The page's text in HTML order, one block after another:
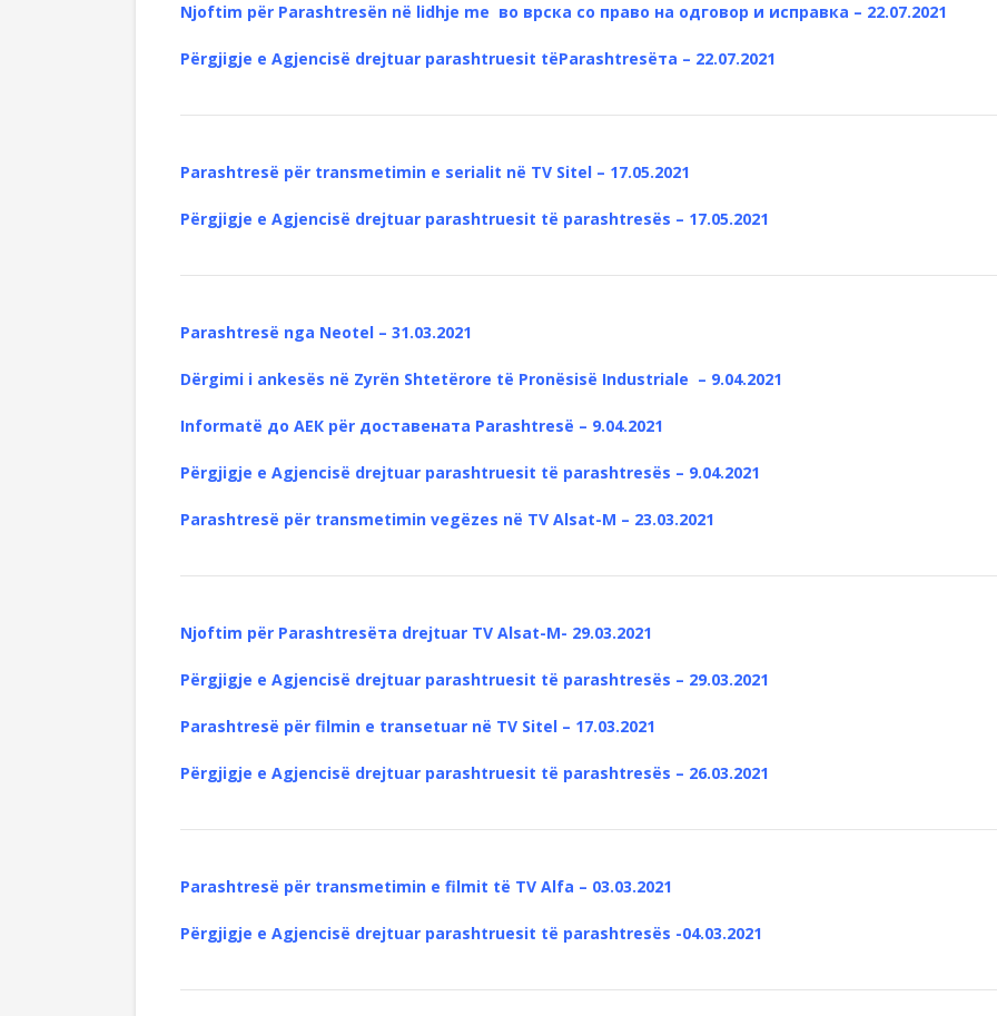
Njoftim për Parashtresën në lidhje me во врска со право на одговор и исправка – 22.07.2021
Përgjigje e Agjencisë drejtuar parashtruesit tëParashtresëта – 22.07.2021
Parashtresë për transmetimin e serialit në TV Sitel – 17.05.2021
Përgjigje e Agjencisë drejtuar parashtruesit të parashtresës – 17.05.2021
Parashtresë nga Neotel – 31.03.2021
Dërgimi i ankesës në Zyrën Shtetërore të Pronësisë Industriale – 9.04.2021
Informatë до АЕК për доставената Parashtresë – 9.04.2021
Përgjigje e Agjencisë drejtuar parashtruesit të parashtresës – 9.04.2021
Parashtresë për transmetimin vegëzes në TV Alsat-M – 23.03.2021
Njoftim për Parashtresëта drejtuar TV Alsat-M- 29.03.2021
Përgjigje e Agjencisë drejtuar parashtruesit të parashtresës – 29.03.2021
Parashtresë për filmin e transetuar në TV Sitel – 17.03.2021
Përgjigje e Agjencisë drejtuar parashtruesit të parashtresës – 26.03.2021
Parashtresë për transmetimin e filmit të TV Alfa – 03.03.2021
Përgjigje e Agjencisë drejtuar parashtruesit të parashtresës -04.03.2021